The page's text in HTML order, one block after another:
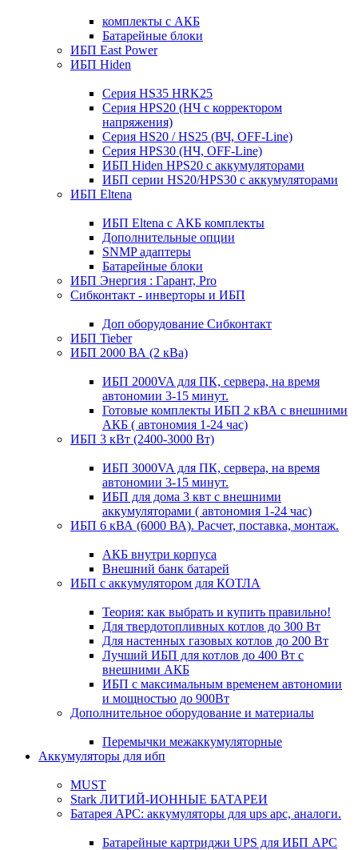
комплекты с АКБ
Батарейные блоки
ИБП East Power
ИБП Hiden
Серия HS35 HRK25
Серия HPS20 (НЧ с корректором
напряжения)
Серия HS20 / HS25 (ВЧ, OFF-Line)
Серия HPS30 (НЧ, OFF-Line)
ИБП Hiden HPS20 с аккумуляторами
ИБП серии HS20/HPS30 с аккумуляторами
ИБП Eltena
ИБП Eltena с АКБ комплекты
Дополнительные опции
SNMP адаптеры
Батарейные блоки
ИБП Энергия : Гарант, Pro
Сибконтакт - инверторы и ИБП
Доп оборудование Сибконтакт
ИБП Tieber
ИБП 2000 ВА (2 кВа)
ИБП 2000VA для ПК, сервера, на время
автономии 3-15 минут.
Готовые комплекты ИБП 2 кВА с внешними
АКБ ( автономия 1-24 час)
ИБП 3 кВт (2400-3000 Вт)
ИБП 3000VA для ПК, сервера, на время
автономии 3-15 минут.
ИБП для дома 3 квт с внешними
аккумуляторами ( автономия 1-24 час)
ИБП 6 кВА (6000 ВА). Расчет, поставка, монтаж.
АКБ внутри корпуса
Внешний банк батарей
ИБП с аккумулятором для КОТЛА
Теория: как выбрать и купить правильно!
Для твердотопливных котлов до 300 Вт
Для настенных газовых котлов до 200 Вт
Лучший ИБП для котлов до 400 Вт с
внешними АКБ
ИБП с максимальным временем автономии
и мощностью до 900Вт
Дополнительное оборудование и материалы
Перемычки межаккумуляторные
Аккумуляторы для ибп
MUST
Stark ЛИТИЙ-ИОННЫЕ БАТАРЕИ
Батарея APC: аккумуляторы для ups apc, аналоги.
Батарейные картриджи UPS для ИБП APC